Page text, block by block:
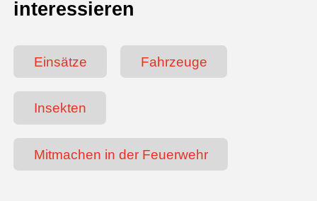
interessieren
Einsätze Fahrzeuge
Insekten
Mitmachen in der Feuerwehr